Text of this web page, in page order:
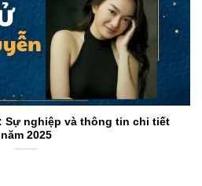
Sự nghiệp và thông tin chi tiết
năm 2025